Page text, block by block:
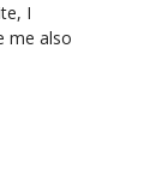
I
me also